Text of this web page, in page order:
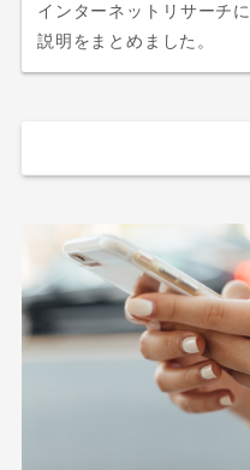
インターネットリサーチ
説明をまとめました。